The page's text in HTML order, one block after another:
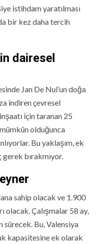
istihdam yaratılması
bir kez daha tercih
dairesel
Jan De Nul’un doğa
indiren çevresel
için taranan 25
olduğunca
Bu yaklaşım, ek
bırakmıyor.
sahip olacak ve 1.900
olacak. Çalışmalar 58 ay,
sürecek. Bu, Valensiya
kapasitesine ek olarak